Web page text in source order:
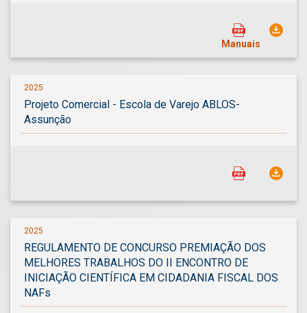
Manuais
2025
Projeto Comercial - Escola de Varejo ABLOS-
Assunção
2025
REGULAMENTO DE CONCURSO PREMIAÇÃO DOS
MELHORES TRABALHOS DO II ENCONTRO DE
INICIAÇÃO CIENTÍFICA EM CIDADANIA FISCAL DOS
NAFs